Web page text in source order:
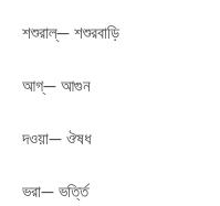
শশুরাল্— শশুরবাড়ি
আগ্— আগুন
দওয়া— ঔষধ
ভরা— ভর্ত্তি